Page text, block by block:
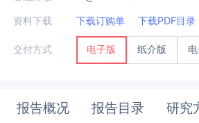
资料下载 下载订购单 下载PDF目录
交付方式 电子版 纸介版
报告概况 报告目录 研究